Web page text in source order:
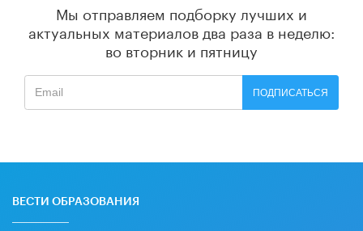
Мы отправляем подборку лучших и
актуальных материалов два раза в неделю:
во вторник и пятницу
ПОДПИСАТЬСЯ
ВЕСТИ ОБРАЗОВАНИЯ